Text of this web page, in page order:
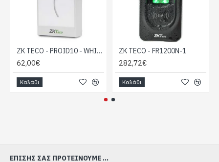
ZK TECO - PROID10 - WHITE
62,00€
Καλάθι
ZK TECO - FR1200N-1
282,72€
Καλάθι
ΕΠΊΣΗΣ ΣΑΣ ΠΡΟΤΕΊΝΟΥΜΕ ...